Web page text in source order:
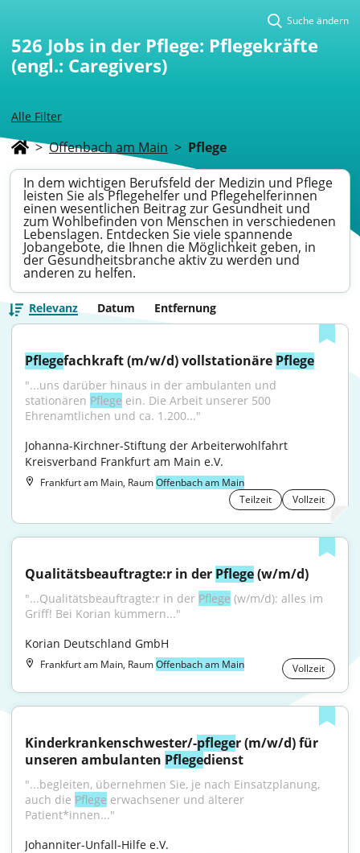
Alle Filter
Suche ändern
526 Jobs in der Pflege: Pflegekräfte
(engl.: Caregivers)
> Offenbach am Main > Pflege
In dem wichtigen Berufsfeld der Medizin und Pflege
leisten Sie als Pflegehelfer und Pflegehelferinnen
einen wesentlichen Beitrag zur Gesundheit und
zum Wohlbefinden von Menschen in verschiedenen
Lebenslagen. Entdecken Sie viele spannende
Jobangebote, die Ihnen die Möglichkeit geben, in
der Gesundheitsbranche aktiv zu werden und
anderen zu helfen.
Relevanz Datum Entfernung
Pflegefachkraft (m/w/d) vollstationäre Pflege
"...uns darüber hinaus in der ambulanten und
stationären Pflege ein. Die Arbeit unserer 500
Ehrenamtlichen und ca. 1.200..."
Johanna-Kirchner-Stiftung der Arbeiterwohlfahrt
Kreisverband Frankfurt am Main e.V.
Frankfurt am Main, RaumOffenbach am Main
Teilzeit
Vollzeit
Qualitätsbeauftragte:r in der Pflege (w/m/d)
"...Qualitätsbeauftragte:r in der Pflege (w/m/d): alles im
Griff! Bei Korian kümmern..."
Korian Deutschland GmbH
Frankfurt am Main, RaumOffenbach am Main Vollzeit
Kinderkrankenschwester/-pfleger (m/w/d) für
unseren ambulanten Pflegedienst
"...begleiten, übernehmen Sie, je nach Einsatzplanung,
auch die Pflege erwachsener und älterer
Patient*innen..."
Johanniter-Unfall-Hilfe e.V.